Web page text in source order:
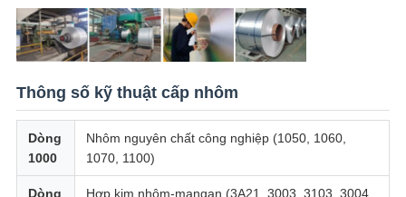
Thông số kỹ thuật cấp nhôm
Dòng
1000
Nhôm nguyên chất công nghiệp (1050, 1060,
1070, 1100)
Dòng Hợp kim nhôm-mangan (3A21, 3003, 3103, 3004,